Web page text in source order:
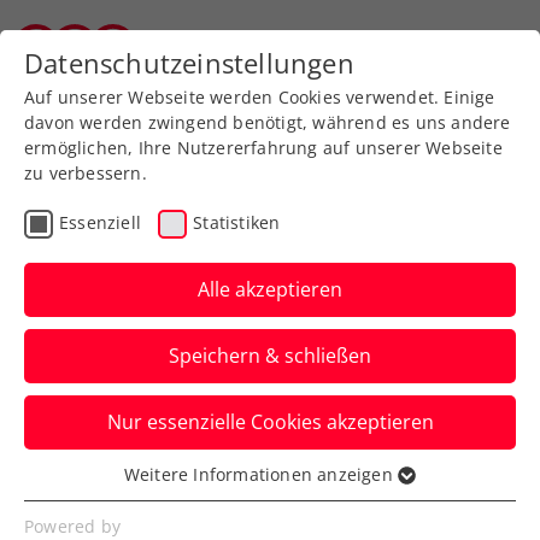
ITF Turniere
45. International Spring
Bowl: Behrmann erneut
im Finale gestoppt
Wie letzte Woche in Villach verpasst das
ÖTV-Talent beim ITF-Jugendturnier in St.
Pölten nur knapp den Titel.
Verfasst von: Presseaussendung / Redaktion, 11.05.2025
Datenschutzeinstellungen
Auf unserer Webseite werden Cookies verwendet. Einige
davon werden zwingend benötigt, während es uns andere
ermöglichen, Ihre Nutzererfahrung auf unserer Webseite
zu verbessern.
Essenziell Statistiken
Alle akzeptieren
Speichern & schließen
Nur essenzielle Cookies akzeptieren
Essenziell
Essenzielle Cookies werden für grundlegende
Weitere Informationen anzeigen
Powered by